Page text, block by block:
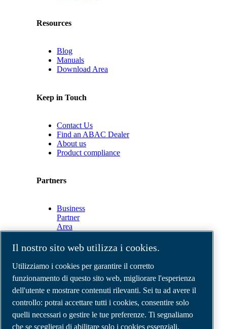
Resources
Blog
Manuals
Download Area
Keep in Touch
Contact Us
Find an ABAC Dealer
About us
Product compliance
Partners
Business
Partner
Area
Connect
2.0
Business
ABAC
Media
Gallery
©2026 Compressori d'aria ABAC
Note legali e privacy
Il nostro sito web utilizza i cookies.
Utilizziamo i cookies per garantire il corretto
funzionamento di questo sito web, migliorare l'esperienza
dell'utente e mostrare contenuti rilevanti. Sei tu ad avere il
controllo: potrai accettare tutti i cookies, consentire solo
quelli necessari o gestire le tue preferenze. Ti segnaliamo
che se sceglierai di abilitare solo i cookies essenziali,